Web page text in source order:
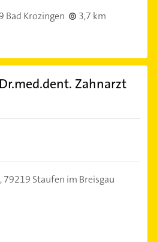
Bad Krozingen
3,7 km
Zahnarzt
79219 Staufen im Breisgau